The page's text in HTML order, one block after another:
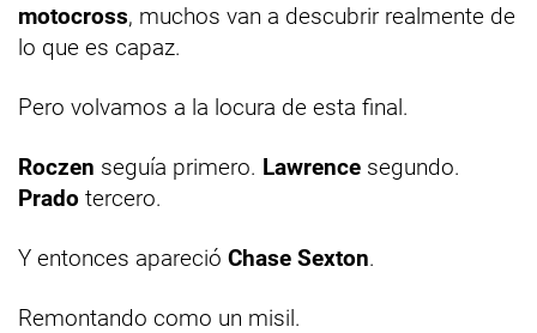
motocross, muchos van a descubrir realmente de
lo que es capaz.
Pero volvamos a la locura de esta final.
Roczen seguía primero. Lawrence segundo.
Prado tercero.
Y entonces apareció Chase Sexton.
Remontando como un misil.